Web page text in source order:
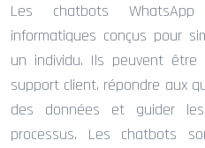
Les chatbots
informatiques conçus pour
un individu. Ils peuvent
support client, répondre aux
des données et guider
processus. Les chatbots